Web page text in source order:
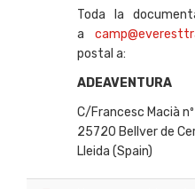
Toda la
a
postal a:
ADEAVENTURA
C/Francesc Macià
25720 Bellver de
Lleida (Spain)